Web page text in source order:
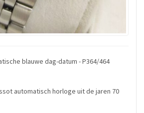
blauwe dag-datum - P364/464
automatisch horloge uit de jaren 70